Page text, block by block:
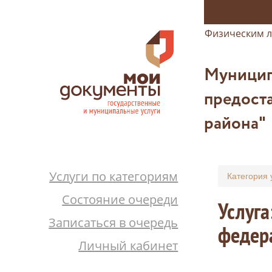
Физическим
района"
Услуги по категориям
Состояние очереди
Записаться в очередь
Личный кабинет
Категория